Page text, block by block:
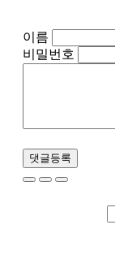
이름
비밀번호
댓글등록